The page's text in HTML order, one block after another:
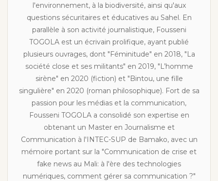
l'environnement, à la biodiversité, ainsi qu'aux
questions sécuritaires et éducatives au Sahel. En
parallèle à son activité journalistique, Fousseni
TOGOLA est un écrivain prolifique, ayant publié
plusieurs ouvrages, dont "Féminitude" en 2018, "La
société close et ses militants" en 2019, "L’homme
sirène" en 2020 (fiction) et "Bintou, une fille
singulière" en 2020 (roman philosophique). Fort de sa
passion pour les médias et la communication,
Fousseni TOGOLA a consolidé son expertise en
obtenant un Master en Journalisme et
Communication à l'INTEC-SUP de Bamako, avec un
mémoire portant sur la "Communication de crise et
fake news au Mali: à l'ère des technologies
numériques, comment gérer sa communication ?"